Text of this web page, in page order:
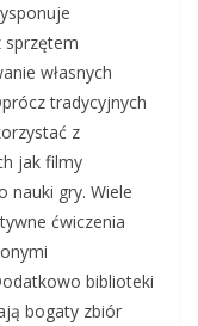
sprzętem
własnych
tradycyjnych
z
jak filmy
nauki gry. Wiele
ćwiczenia
biblioteki
bogaty zbiór